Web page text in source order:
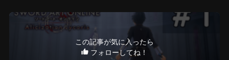
この記事が気に入ったら
フォローしてね！